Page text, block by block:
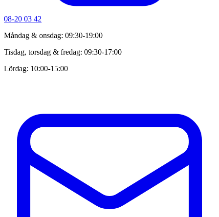
08-20 03 42
Måndag & onsdag: 09:30-19:00
Tisdag, torsdag & fredag: 09:30-17:00
Lördag: 10:00-15:00